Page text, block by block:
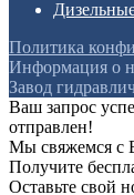
Политика
Информация о
Завод
Ваш запрос
отправлен!
Мы свяжемся с
Получите
Оставьте свой